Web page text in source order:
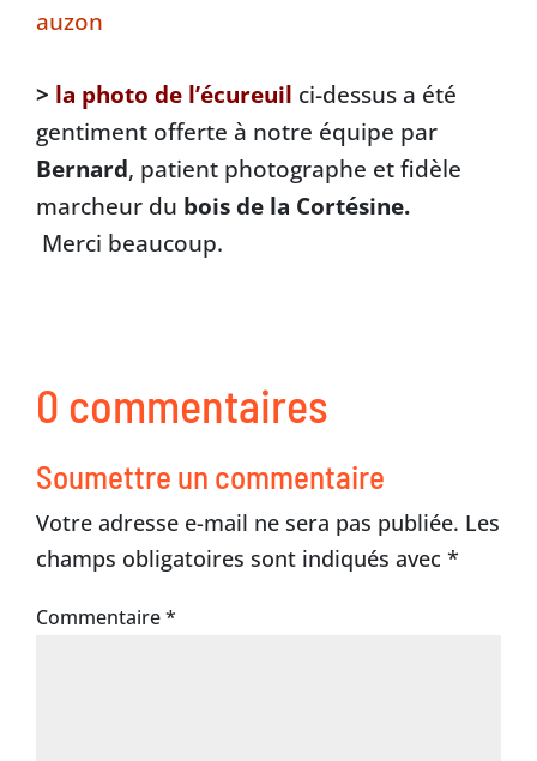
auzon
> la photo de l’écureuil ci-dessus a été
gentiment offerte à notre équipe par
Bernard, patient photographe et fidèle
marcheur du bois de la Cortésine.
Merci beaucoup.
0 commentaires
Soumettre un commentaire
Votre adresse e-mail ne sera pas publiée. Les
champs obligatoires sont indiqués avec *
Commentaire*